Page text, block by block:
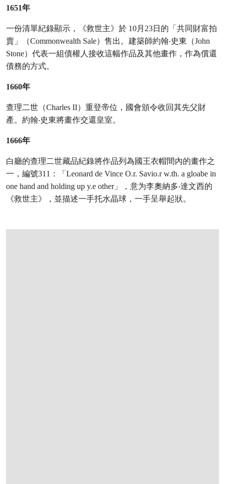
1651年
一份清單紀錄顯示，《救世主》於 10月23日的「共同財富拍
賣」（Commonwealth Sale）售出。建築師約翰‧史東（John
Stone）代表一組債權人接收這幅作品及其他畫作，作為償還
債務的方式。
1660年
查理二世（Charles II）重登帝位，國會頒令收回其先父財
產。約翰‧史東將畫作交還皇室。
1666年
白廳的查理二世藏品紀錄將作品列為國王衣帽間內的畫作之
一，編號311：「Leonard de Vince O.r. Savio.r w.th. a gloabe in
one hand and holding up y.e other」，意为李奧納多‧達文西的
《救世主》，並描述一手托水晶球，一手呈舉起狀。